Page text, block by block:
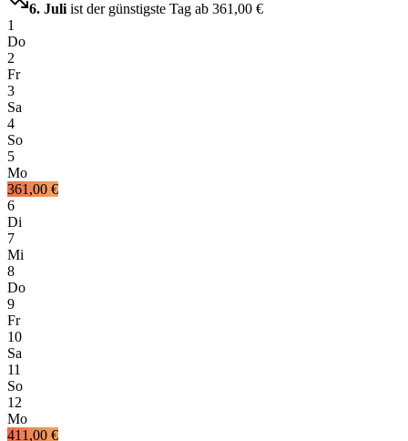
6. Juli ist der günstigste Tag ab 361,00 €
1
Do
2
Fr
3
Sa
4
So
5
Mo
361,00 €
6
Di
7
Mi
8
Do
9
Fr
10
Sa
11
So
12
Mo
411,00 €